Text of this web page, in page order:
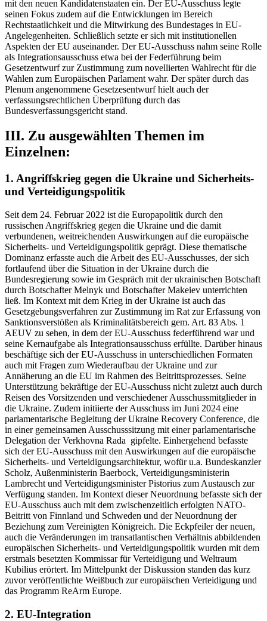
mit den neuen Kandidatenstaaten ein. Der EU-Ausschuss legte
seinen Fokus zudem auf die Entwicklungen im Bereich
Rechtstaatlichkeit und die Mitwirkung des Bundestages in EU-
Angelegenheiten. Schließlich setzte er sich mit institutionellen
Aspekten der EU auseinander. Der EU-Ausschuss nahm seine Rolle
als Integrationsausschuss etwa bei der Federführung beim
Gesetzentwurf zur Zustimmung zum novellierten Wahlrecht für die
Wahlen zum Europäischen Parlament wahr. Der später durch das
Plenum angenommene Gesetzesentwurf hielt auch der
verfassungsrechtlichen Überprüfung durch das
Bundesverfassungsgericht stand.
III. Zu ausgewählten Themen im
Einzelnen:
1. Angriffskrieg gegen die Ukraine und Sicherheits-
und Verteidigungspolitik
Seit dem 24. Februar 2022 ist die Europapolitik durch den
russischen Angriffskrieg gegen die Ukraine und die damit
verbundenen, weitreichenden Auswirkungen auf die europäische
Sicherheits- und Verteidigungspolitik geprägt. Diese thematische
Dominanz erfasste auch die Arbeit des EU-Ausschusses, der sich
fortlaufend über die Situation in der Ukraine durch die
Bundesregierung sowie im Gespräch mit der ukrainischen Botschaft
durch Botschafter Melnyk und Botschafter Makeiev unterrichten
ließ. Im Kontext mit dem Krieg in der Ukraine ist auch das
Gesetzgebungsverfahren zur Zustimmung im Rat zur Erfassung von
Sanktionsverstößen als Kriminalitätsbereich gem. Art. 83 Abs. 1
AEUV zu sehen, in dem der EU-Ausschuss federführend war und
seine Kernaufgabe als Integrationsausschuss erfüllte. Darüber hinaus
beschäftige sich der EU-Ausschuss in unterschiedlichen Formaten
auch mit Fragen zum Wiederaufbau der Ukraine und zur
Annäherung an die EU im Rahmen des Beitrittsprozesses. Seine
Unterstützung bekräftige der EU-Ausschuss nicht zuletzt auch durch
Reisen des Vorsitzenden und verschiedener Ausschussmitglieder in
die Ukraine. Zudem initiierte der Ausschuss im Juni 2024 eine
parlamentarische Begleitung der Ukraine Recovery Conference, die
in einer gemeinsamen Ausschusssitzung mit einer parlamentarische
Delegation der Verkhovna Rada gipfelte. Einhergehend befasste
sich der EU-Ausschuss mit den Auswirkungen auf die europäische
Sicherheits- und Verteidigungsarchitektur, wofür u.a. Bundeskanzler
Scholz, Außenministerin Baerbock, Verteidigungsministerin
Lambrecht und Verteidigungsminister Pistorius zum Austausch zur
Verfügung standen. Im Kontext dieser Neuordnung befasste sich der
EU-Ausschuss auch mit dem zwischenzeitlich erfolgten NATO-
Beitritt von Finnland und Schweden und der Neuordnung der
Beziehung zum Vereinigten Königreich. Die Eckpfeiler der neuen,
auch die Veränderungen im transatlantischen Verhältnis abbildenden
europäischen Sicherheits- und Verteidigungspolitik wurden mit dem
erstmals besetzten Kommissar für Verteidigung und Weltraum
Kubilius erörtert. Im Mittelpunkt der Diskussion standen das kurz
zuvor veröffentlichte Weißbuch zur europäischen Verteidigung und
das Programm ReArm Europe.
2. EU-Integration